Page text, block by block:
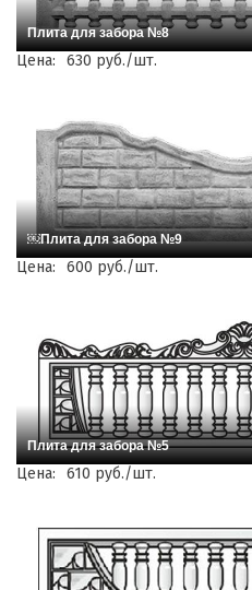
Плита для забора №8
Цена: 630 руб./шт.
￼Плита для забора №9
Цена: 600 руб./шт.
Плита для забора №5
Цена: 610 руб./шт.